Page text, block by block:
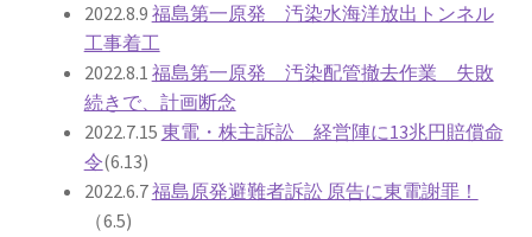
き 集会
2018.3.11 第７回原発ゼロへのカウントダウンinかわ
さき集会
2019.3.10 第8回 原発ゼロへのカウントダウンinかわ
さき 集会
2022.8.9 福島第一原発 汚染水海洋放出トンネル
工事着工
2022.8.1 福島第一原発 汚染配管撤去作業 失敗
続きで、計画断念
2022.7.15 東電・株主訴訟 経営陣に13兆円賠償命
令(6.13)
2022.6.7福島原発避難者訴訟 原告に東電謝罪！
（6.5)